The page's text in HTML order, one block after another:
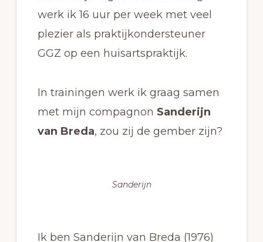
werk ik 16 uur per week met veel
plezier als praktijkondersteuner
GGZ op een huisartspraktijk.
In trainingen werk ik graag samen
met mijn compagnon Sanderijn
van Breda, zou zij de gember zijn?
Sanderijn
Ik ben Sanderijn van Breda (1976)